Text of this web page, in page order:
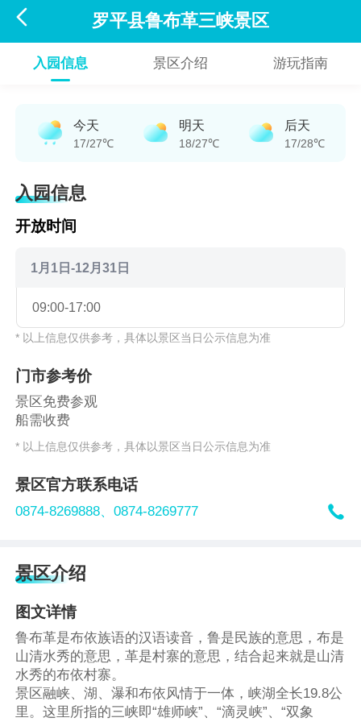
 罗平县鲁布革三峡景区
入园信息 景区介绍 游玩指南
今天
17/27℃
明天
18/27℃
后天
17/28℃
入园信息
开放时间
1月1日-12月31日
09:00-17:00
* 以上信息仅供参考，具体以景区当日公示信息为准
门市参考价
景区免费参观
船需收费
* 以上信息仅供参考，具体以景区当日公示信息为准
景区官方联系电话
0874-8269888、0874-8269777 
景区介绍
图文详情
鲁布革是布依族语的汉语读音，鲁是民族的意思，布是
山清水秀的意思，革是村寨的意思，结合起来就是山清
水秀的布依村寨。
景区融峡、湖、瀑和布依风情于一体，峡湖全长19.8公
里。这里所指的三峡即“雄师峡”、“滴灵峡”、“双象